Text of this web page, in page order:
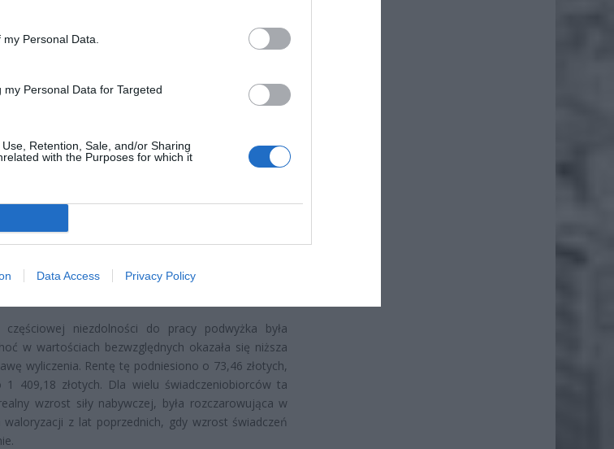
Personal Data.
Personal Data for Targeted
Retention, Sale, and/or Sharing
with the Purposes for which it
Data Access Privacy Policy
Air fryer tańszy aż o 150 zł, a to dopiero
rodzin. ZUS wypłacił już 173 mln zł.
niezdolności do pracy podwyżka była
w wartościach bezwzględnych okazała się niższa
wyliczenia. Rentę tę podniesiono o 73,46 złotych,
409,18 złotych. Dla wielu świadczeniobiorców ta
wzrost siły nabywczej, była rozczarowująca w
waloryzacji z lat poprzednich, gdy wzrost świadczeń